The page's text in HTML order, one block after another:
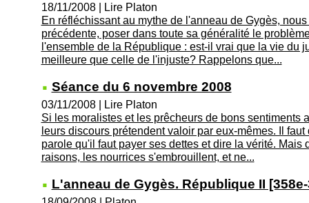
18/11/2008| Lire Platon
En réfléchissant au mythe de l'anneau de Gygès,
précédente, poser dans toute sa généralité le
l'ensemble de la République : est-il vrai que la vie du
meilleure que celle de l'injuste? Rappelons que...
Séance du 6 novembre 2008
03/11/2008| Lire Platon
Si les moralistes et les prêcheurs de bons sentiments
leurs discours prétendent valoir par eux-mêmes. Il
parole qu'il faut payer ses dettes et dire la vérité. Mais
raisons, les nourrices s'embrouillent, et ne...
L'anneau de Gygès. République II